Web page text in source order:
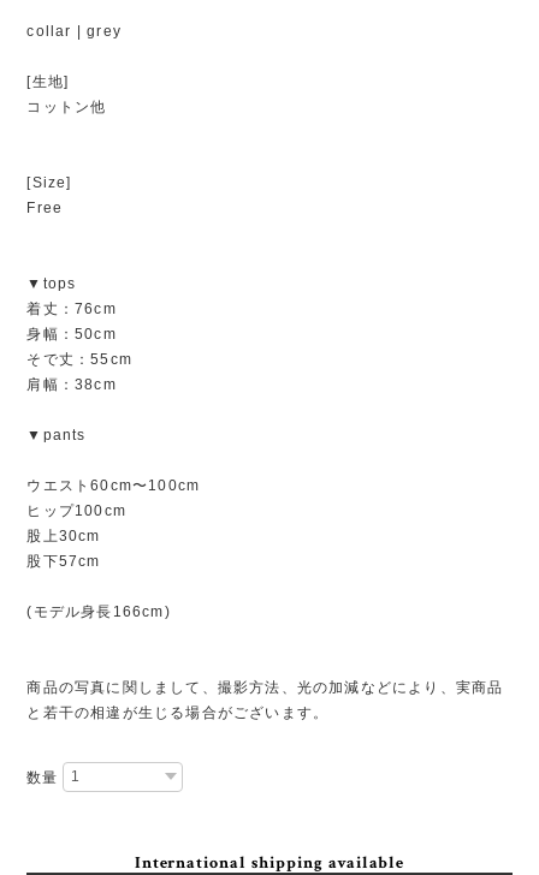
collar | grey
[生地]
コットン他
[Size]
Free
▼tops
着丈：76cm
身幅：50cm
そで丈：55cm
肩幅：38cm
▼pants
ウエスト60cm〜100cm
ヒップ100cm
股上30cm
股下57cm
(モデル身長166cm)
商品の写真に関しまして、撮影方法、光の加減などにより、実商品
と若干の相違が生じる場合がございます。
数量
International shipping available